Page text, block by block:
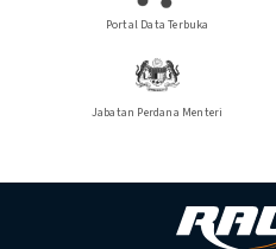
Portal Data Terbuka
Jabatan Perdana Menteri